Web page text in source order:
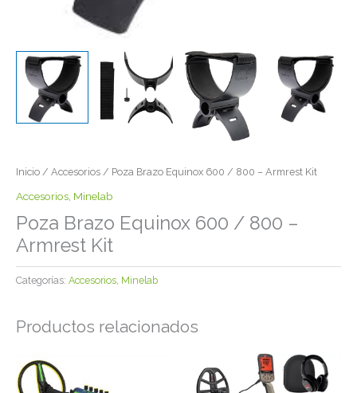
Inicio / Accesorios / Poza Brazo Equinox 600 / 800 – Armrest Kit
Accesorios Minelab
Poza Brazo Equinox 600 / 800 –
Armrest Kit
Categorías: Accesorios, Minelab
Productos relacionados